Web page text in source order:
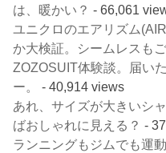
は、暖かい？ - 66,061
ユニクロのエアリズム
か大検証。シームレスもご
ZOZOSUIT体験談。届い
ー。
- 40,914 views
あれ、サイズが大きいシ
ばおしゃれに見える？ -
ランニングもジムでも運